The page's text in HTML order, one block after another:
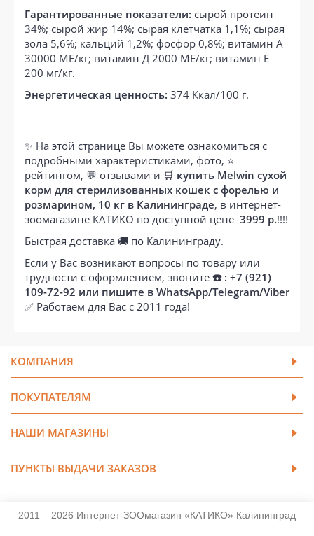
Гарантированные показатели: сырой протеин
34%; сырой жир 14%; сырая клетчатка 1,1%; сырая
зола 5,6%; кальций 1,2%; фосфор 0,8%; витамин A
30000 МЕ/кг; витамин Д 2000 МЕ/кг; витамин E
200 мг/кг.
Энергетическая ценность: 374 Ккал/100 г.
✨ На этой странице Вы можете ознакомиться с
подробными характеристиками, фото, ⭐
рейтингом, 💬 отзывами и 🛒 купить Melwin сухой
корм для стерилизованных кошек с форелью и
розмарином, 10 кг в Калининграде, в интернет-
зоомагазине КАТИКО по доступной цене 3999 р.!!!!
Быстрая доставка 🚚 по Калининграду.
Если у Вас возникают вопросы по товару или
трудности с оформлением, звоните ☎️ : +7 (921)
109-72-92 или пишите в WhatsApp/Telegram/Viber
✅ Работаем для Вас с 2011 года!
КОМПАНИЯ
ПОКУПАТЕЛЯМ
НАШИ МАГАЗИНЫ
ПУНКТЫ ВЫДАЧИ ЗАКАЗОВ
2011 – 2026 Интернет-ЗООмагазин «КАТИКО» Калининград